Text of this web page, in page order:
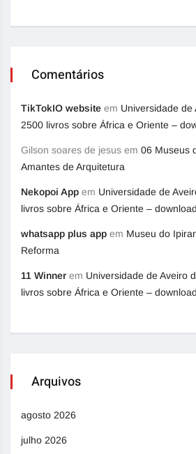
Comentários
TikTokIO website em Universidade de
2500 livros sobre África e Oriente –
Gilson soares de jesus em 06 Museus
Amantes de Arquitetura
Nekopoi App em Universidade de
livros sobre África e Oriente –
whatsapp plus app em Museu do
Reforma
11 Winner em Universidade de Aveiro
livros sobre África e Oriente –
Arquivos
agosto 2026
julho 2026